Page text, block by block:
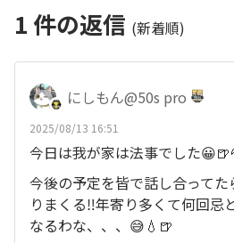
1 件の返信 (新着順)
にしもん@50s pro
2025/08/13 16:51
今日は我が家は法事でした
今後の予定を皆で話し合って
りまくる‼️年寄り多くて何回忌
なるわな、、、😅💧🍺